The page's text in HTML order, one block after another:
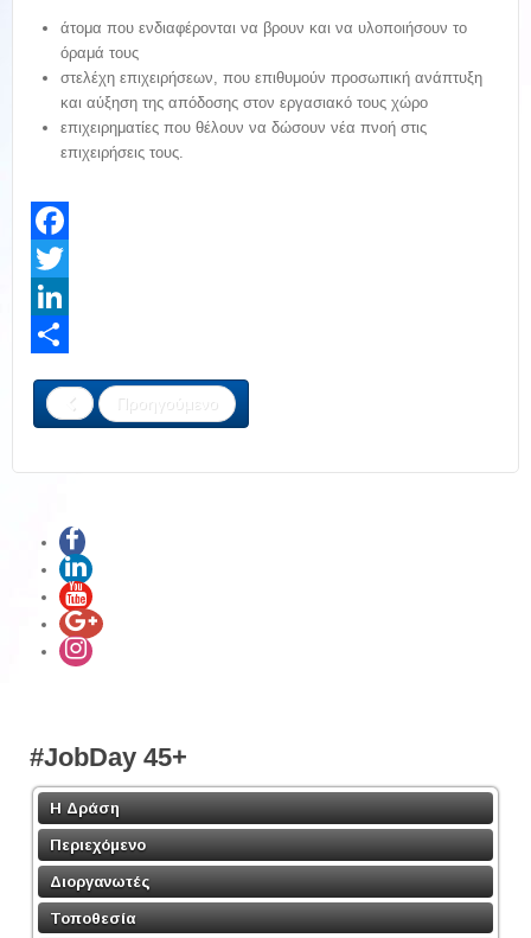
άτομα που ενδιαφέρονται να βρουν και να υλοποιήσουν το
όραμά τους
στελέχη επιχειρήσεων, που επιθυμούν προσωπική ανάπτυξη
και αύξηση της απόδοσης στον εργασιακό τους χώρο
επιχειρηματίες που θέλουν να δώσουν νέα πνοή στις
επιχειρήσεις τους.
Facebook
Twitter
LinkedIn
Προηγούμενο
#JobDay 45+
Η Δράση
Περιεχόμενο
Διοργανωτές
Τοποθεσία